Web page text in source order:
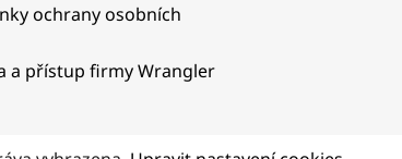
ochrany osobních
a přístup firmy Wrangler